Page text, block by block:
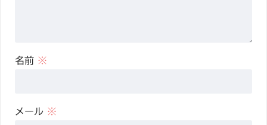
名前 ※
メール ※